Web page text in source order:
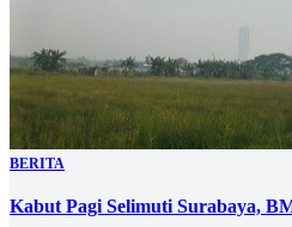
BERITA
Kabut Pagi Selimuti Surabaya,